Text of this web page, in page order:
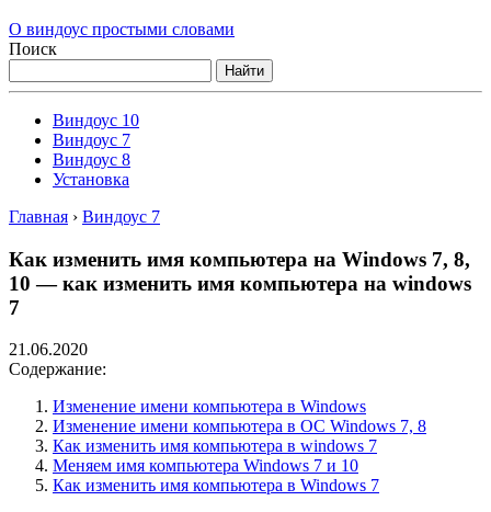
О виндоус простыми словами
Поиск
Найти
Виндоус 10
Виндоус 7
Виндоус 8
Установка
Главная › Виндоус 7
Как изменить имя компьютера на Windows 7, 8,
10 — как изменить имя компьютера на windows
7
21.06.2020
Содержание:
Изменение имени компьютера в Windows
Изменение имени компьютера в ОС Windows 7, 8
Как изменить имя компьютера в windows 7
Меняем имя компьютера Windows 7 и 10
Как изменить имя компьютера в Windows 7